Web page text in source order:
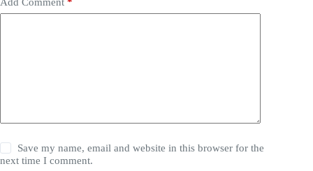
Save my name, email and website in this browser for the
next time I comment.